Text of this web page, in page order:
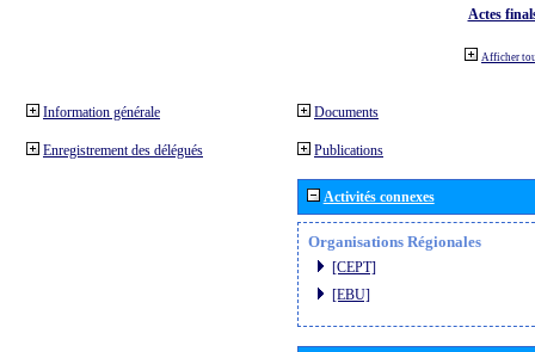
Actes
Afficher
Information générale
Enregistrement des délégués
Documents
Publications
Activités connexes
Organisations Régionales
[CEPT]
[EBU]